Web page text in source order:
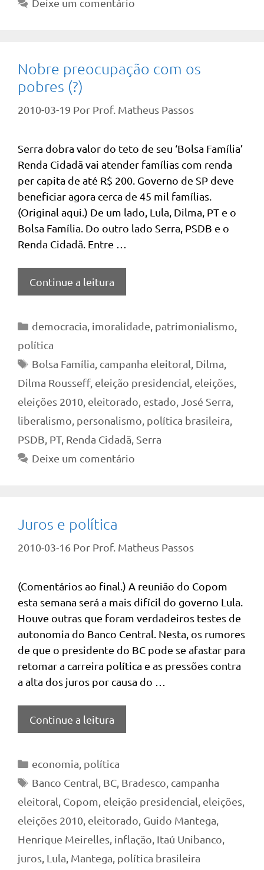
Deixe um comentário
Nobre preocupação com os
pobres (?)
2010-03-19 Por Prof. Matheus Passos
Serra dobra valor do teto de seu ‘Bolsa Família’
Renda Cidadã vai atender famílias com renda
per capita de até R$ 200. Governo de SP deve
beneficiar agora cerca de 45 mil famílias.
(Original aqui.) De um lado, Lula, Dilma, PT e o
Bolsa Família. Do outro lado Serra, PSDB e o
Renda Cidadã. Entre …
Continue a leitura
Categorias
democracia imoralidade patrimonialismo
política
Tags
Bolsa Família campanha eleitoral Dilma
Dilma Rousseff, eleição presidencial eleições
eleições 2010 eleitorado estado José Serra
liberalismo personalismo política brasileira
PSDB PT, Renda Cidadã Serra
Deixe um comentário
Juros e política
2010-03-16 Por Prof. Matheus Passos
(Comentários ao final.) A reunião do Copom
esta semana será a mais difícil do governo Lula.
Houve outras que foram verdadeiros testes de
autonomia do Banco Central. Nesta, os rumores
de que o presidente do BC pode se afastar para
retomar a carreira política e as pressões contra
a alta dos juros por causa do …
Continue a leitura
Categorias
economia política
Tags
Banco Central BC, Bradesco campanha
eleitoral Copom eleição presidencial eleições
eleições 2010 eleitorado Guido Mantega
Henrique Meirelles inflação Itaú Unibanco
juros Lula Mantega política brasileira